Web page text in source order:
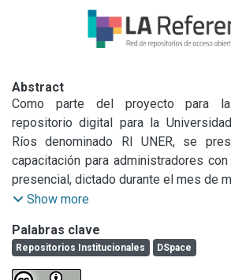
Abstract
Como parte del proyecto para
repositorio digital para la
Ríos denominado RI UNER, se
capacitación para administradores
Módulo 1: Organización del
Comunidades, Subcomunidades y
Creación de una Colección
Show more
Palabras clave
Repositorios Institucionales DSpace